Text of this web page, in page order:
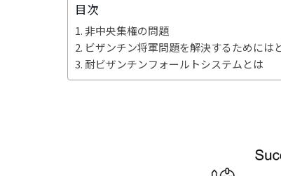
目次
非中央集権の問題
ビザンチン将軍問題を解決するためには
耐ビザンチンフォールトシステムとは